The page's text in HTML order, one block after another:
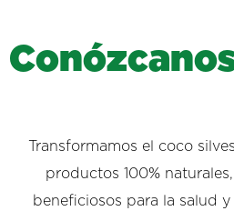
Conózcano
Transformamos el coco
productos 100%
beneficiosos para la salud